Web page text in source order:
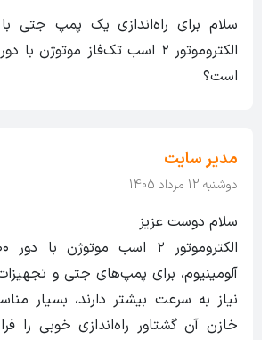
سلام برای راه‌اندازی یک پمپ جتی با
است؟
مدیر سایت
دوشنبه 12 مرداد 1405
سلام دوست عزیز
آلومینیوم، برای پمپ‌های جتی و تجهیزات
نیاز به سرعت بیشتر دارند، بسیار
خازن آن گشتاور راه‌اندازی خوبی را